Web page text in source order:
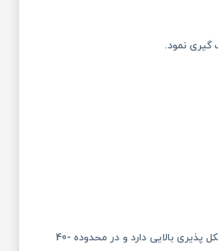
گیری نمود.
یک ماده الاستومر با دوام قابلیت آب بندی بالا است. ترکیبات این ماده، سازگار با روغن های نفتی است و قابلیت شکل پذیری بالایی دارد و در محدوده -40